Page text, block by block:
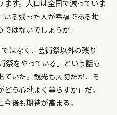
ます。人口は全国で減っていま
いる残った人が幸福である地
はないでしょうか」
はなく、芸術祭以外の残り
祭をやっている」という話も
ていた。観光も大切だが、そ
う心地よく暮らすか」だ。
後も期待が高まる。